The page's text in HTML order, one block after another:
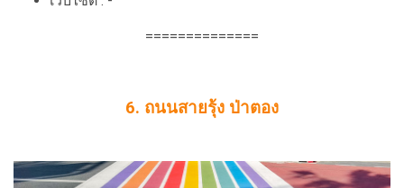
==============
6. ถนนสายรุ้ง ป่าตอง